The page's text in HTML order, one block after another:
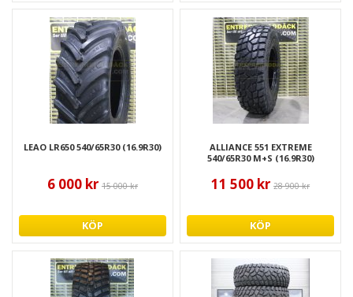
LEAO LR650 540/65R30 (16.9R30)
6 000 kr 15 000 kr
KÖP
ALLIANCE 551 EXTREME
540/65R30 M+S (16.9R30)
11 500 kr 28 900 kr
KÖP